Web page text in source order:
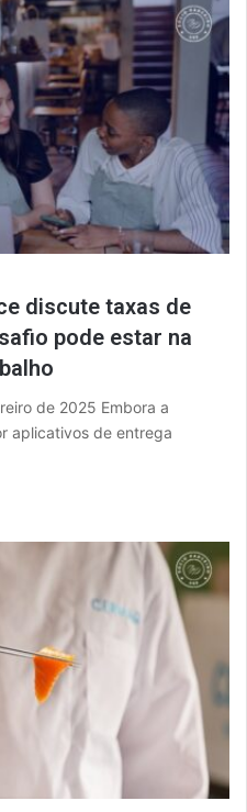
discute taxas de
pode estar na
de 2025 Embora a
aplicativos de entrega